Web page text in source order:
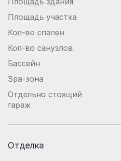
Площадь участка
Кол-во спален
Кол-во санузлов
Бассейн
Spa-зона
Отдельно стоящий
гараж
Отделка